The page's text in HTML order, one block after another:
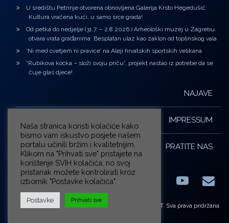
U središtu Petrinje otvorena obnovljena Galerija Krsto Hegedušić:
Kultura vraćena kući, u samo srce grada!
Od petka do nedjelje (31.7. – 2.8.2026.) Arheološki muzej u Zagrebu
otvara vrata građanima: Besplatan ulaz kao zaklon od toplinskog vala
‘Ni med cvetjem ni pravice’ na Aleji hrvatskih sportskih velikana
“Rubikova kocka – složi svoju priču”, projekt nastao iz potrebe da se
čuje glas djece!
NAJAVE
IMPRESSUM
PRATITE NAS
FacebookLinkedIn E-
© ZG-KULT. Sva prava pridržana.
Naša stranica koristi kolačiće kako
bismo vam iskustvo posjete našem
portalu učinili bržim i kvalitetnijim.
Klikom na "Prihvati sve" pristajete na
korištenje SVIH kolačića, no svoj
pristanak možete kontrolirati kroz
izbornik "Postavke kolačića".
Postavke Prihvati sve